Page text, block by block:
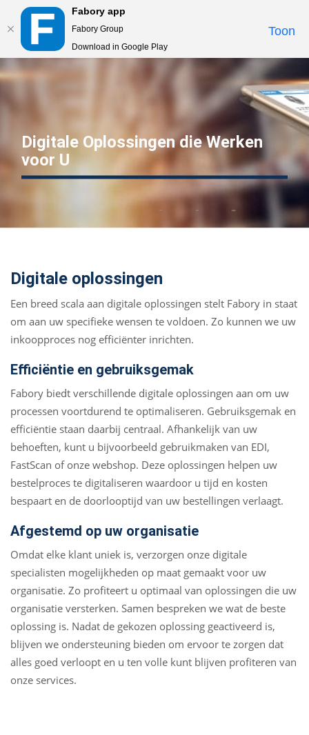
Fabory app
Fabory Group
Download in Google Play
Toon
text.skipToContent
text.skipToNavigation
Digitale Oplossingen die Werken
voor U
Digitale oplossingen
Een breed scala aan digitale oplossingen stelt Fabory in staat
om aan uw specifieke wensen te voldoen. Zo kunnen we uw
inkoopproces nog efficiënter inrichten.
Efficiëntie en gebruiksgemak
Fabory biedt verschillende digitale oplossingen aan om uw
processen voortdurend te optimaliseren. Gebruiksgemak en
efficiëntie staan daarbij centraal. Afhankelijk van uw
behoeften, kunt u bijvoorbeeld gebruikmaken van EDI,
FastScan of onze webshop. Deze oplossingen helpen uw
bestelproces te digitaliseren waardoor u tijd en kosten
bespaart en de doorlooptijd van uw bestellingen verlaagt.
Afgestemd op uw organisatie
Omdat elke klant uniek is, verzorgen onze digitale
specialisten mogelijkheden op maat gemaakt voor uw
organisatie. Zo profiteert u optimaal van oplossingen die uw
organisatie versterken. Samen bespreken we wat de beste
oplossing is. Nadat de gekozen oplossing geactiveerd is,
blijven we ondersteuning bieden om ervoor te zorgen dat
alles goed verloopt en u ten volle kunt blijven profiteren van
onze services.